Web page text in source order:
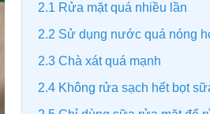
2.1 Rửa mặt quá nhiều lần
2.2 Sử dụng nước quá nóng
2.3 Chà xát quá mạnh
2.4 Không rửa sạch hết bọt